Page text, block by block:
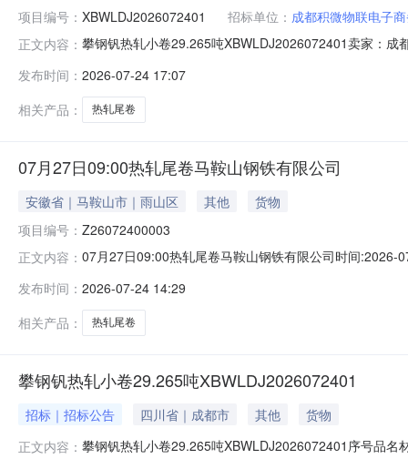
项目编号： XBWLDJ2026072401 招标单位： 成都积微物联电子
正文内容： 攀钢钒热轧小卷29.265吨XBWLDJ2026072401卖家：
轧烂(因非计划产品的特殊性，可能存在与描述不符或其
发布时间： 2026-07-24 17:07
相关产品：
热轧尾卷
07月27日09:00热轧尾卷马鞍山钢铁有限公司
安徽省｜马鞍山市｜雨山区 其他
货物
项目编号： Z26072400003
正文内容： 07月27日09:00热轧尾卷马鞍山钢铁有限公司时间
保证金：￥1,700.00元交易保证金：￥1,700.00元竞价
发布时间： 2026-07-24 14:29
相关产品：
热轧尾卷
攀钢钒热轧小卷29.265吨XBWLDJ2026072401
招标｜招标公告 四川省｜成都市 其他
货物
正文内容： 攀钢钒热轧小卷29.265吨XBWLDJ2026072401序号品